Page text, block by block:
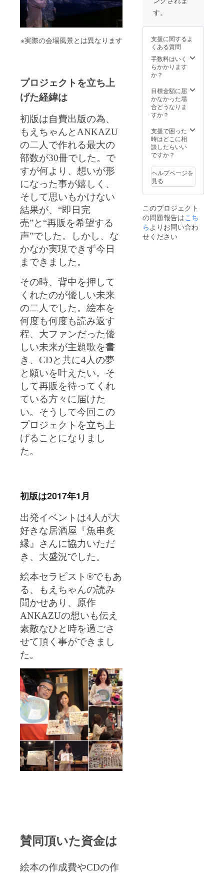
※実際の会場風景とは異なります
プロジェクトを立ち上
げた経緯は
初版は自費出版の為、
もえちゃんとANKAZU
の二人で作れる最大の
部数が30冊でした。で
すが何より、想いが形
になった事が嬉しく、
そして思いもかけない
結果が、“即日完
売”と“再販を希望する
声”でした。しかし、な
かなか実現できず今日
まできました。
その時、背中を押して
くれたのが優しい未来
の二人でした。絵本を
何度も何度も読み返す
程、大ファンだった優
しい未来が主題歌を書
き、 CDと共に4人の夢
と願いを叶えたい。 そ
して再販を待ってくれ
ている方々に届けた
い。 そうして今回この
プロジェクトを立ち上
げることになりまし
た。
初版は2017年1月
出発イベントは4人が大
好きな居酒屋『魚串炙
縁』さんに協力いただ
き、大盛況でした。
絵本セラピスト®でもあ
る、もえちゃんの読み
聞かせあり、原作
ANKAZUの想いも伝え
素敵なひと時を過ごさ
せて頂く事ができまし
た。
賛同頂いた資金は
絵本の作成費やCDの作
日(日)
Gyoen-
Rosso-
198
Open
13:00(
予定) 開
始時間
可能性
があり
ます。
プロ
ト終了
後、チ
ケット
か優し
のHPに
てご確
認くだ
さい。
限定T
(S.M.L)
・アナ
タへの
歌orア
ナタか
な人へ
の歌を
作りま
す。 も
ん、
ANKAZ
U、優し
い未来
感謝を
込めて
お礼の
メール
り致し
ます。
※出版記
念ライ
ブ詳細
す。
支援に関するよ
くある質問
手数料はいく
らかかります
か？
目標金額に届
かなかった場
合どうなりま
すか？
支援で困った
時はどこに相
談したらいい
ですか？
ヘルプページを
見る
このプロジェクト
の問題報告はこち
ら よりお問い合わ
せください